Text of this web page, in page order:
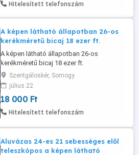
Hitelesített telefonszám
A képen látható állapotban 26-os
kerékméretű bicaj 18 ezer ft.
A képen látható állapotban 26-os
kerékméretű bicaj 18 ezer ft.
Szentgáloskér, Somogy
július 22
18 000 Ft
Hitelesített telefonszám
Aluvázas 24-es 21 sebességes elől
teleszkópos a képen látható